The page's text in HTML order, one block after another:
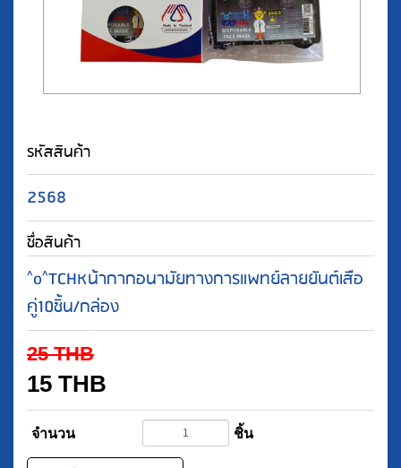
รหัสสินค้า
2568
ชื่อสินค้า
^o^TCHหน้ากากอนามัยทางการแพทย์ลายยันต์เสือ
คู่10ชิ้น/กล่อง
25THB
15 THB
จำนวน ชิ้น